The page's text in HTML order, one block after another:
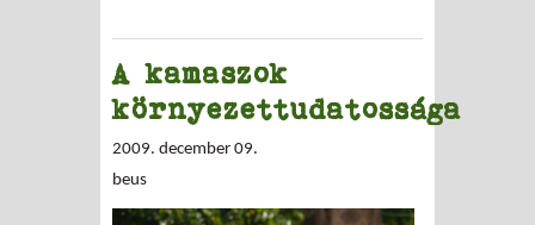
A kamaszok
környezettudatossága
2009. december 09.
beus